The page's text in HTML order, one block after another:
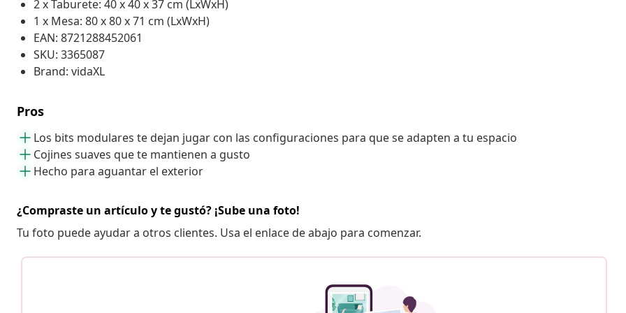
2 x Taburete: 40 x 40 x 37 cm (LxWxH)
1 x Mesa: 80 x 80 x 71 cm (LxWxH)
EAN: 8721288452061
SKU: 3365087
Brand: vidaXL
Pros
Los bits modulares te dejan jugar con las configuraciones para que se adapten a tu espacio
Cojines suaves que te mantienen a gusto
Hecho para aguantar el exterior
¿Compraste un artículo y te gustó? ¡Sube una foto!
Tu foto puede ayudar a otros clientes. Usa el enlace de abajo para comenzar.